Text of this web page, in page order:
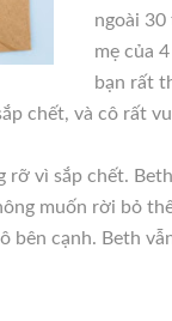
ngoài
mẹ của
bạn rất
chết, và cô rất
rỡ vì sắp chết.
muốn rời bỏ
bên cạnh. Beth